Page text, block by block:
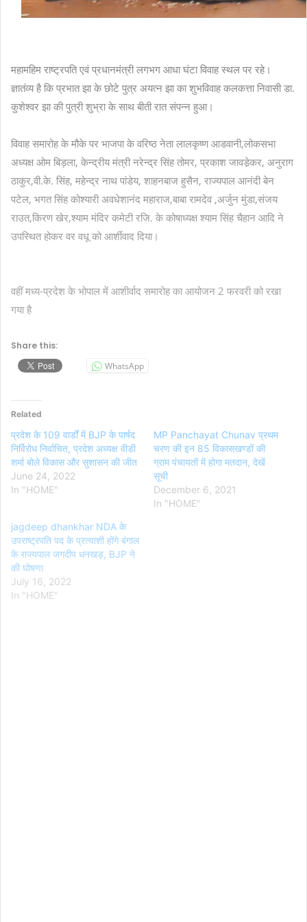
महामहिम राष्ट्रपति एवं प्रधानमंत्री लगभग आधा घंटा विवाह स्थल पर रहे।
ज्ञातंव्य है कि प्रभात झा के छोटे पुत्र अयत्न झा का शुभविवाह कलकत्ता निवासी डा.
कुशेश्वर झा की पुत्री शुभ्रा के साथ बीती रात संपन्न हुआ।
विवाह समारोह के मौके पर भाजपा के वरिष्ठ नेता लालकृष्ण आडवानी,लोकसभा
अध्यक्ष ओम बिड़ला, केन्द्रीय मंत्री नरेन्द्र सिंह तोमर, प्रकाश जावडे़कर, अनुराग
ठाकुर,वी.के. सिंह, महेन्द्र नाथ पांडेय, शाहनबाज हुसैन, राज्यपाल आनंदी बेन
पटेल, भगत सिंह कोश्यारी अवधेशानंद महाराज,बाबा रामदेव ,अर्जुन मुंडा,संजय
राउत,किरण खेर,श्याम मंदिर कमेटी रजि. के कोषाध्यक्ष श्याम सिंह चैहान आदि ने
उपस्थित होकर वर वधू को आर्शीवाद दिया।
वहीं मध्य-प्रदेश के भोपाल में आशीर्वाद समारोह का आयोजन 2 फरवरी को रखा
गया है
Share this:
WhatsApp
Related
प्रदेश के 109 वार्डों में BJP के पार्षद
निर्विरोध निर्वाचित, प्रदेश अध्यक्ष वीडी
शर्मा बोले विकास और सुशासन की जीत
June 24, 2022
In "HOME"
MP Panchayat Chunav प्रथम
चरण की इन 85 विकासखण्डों की
ग्राम पंचायतों में होगा मतदान, देखें
सूची
December 6, 2021
In "HOME"
jagdeep dhankhar NDA के
उपराष्ट्रपति पद के प्रत्याशी होंगे बंगाल
के राज्यपाल जगदीप धनखड़, BJP ने
की घोषणा
July 16, 2022
In "HOME"